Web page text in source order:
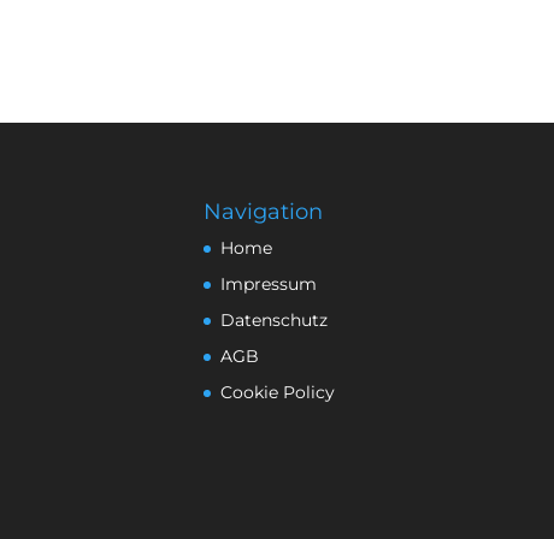
Navigation
Home
Impressum
Datenschutz
AGB
Cookie Policy